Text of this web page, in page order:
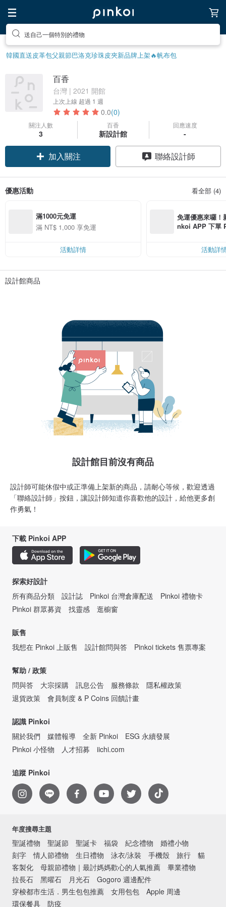
送自己一個特別的禮物
韓國直送皮革包父親節巴洛克珍珠皮夾新品牌上架🔥帆布包
百香
台灣 | 2021 開館
上次上線 超過 1 週
0.0(0)
關注人數
3
百香
新設計館
回應速度
-
加入關注 聯絡設計師
優惠活動 看全部 (4)
滿1000元免運
滿 NT$ 1,000 享免運
活動詳情
免運優惠來囉
nkoi APP 下單
活動詳
設計館商品
設計館目前沒有商品
設計師可能休假中或正準備上架新的商品，請耐心等候，歡迎透過
「聯絡設計師」按鈕，讓設計師知道你喜歡他的設計，給他更多創
作勇氣！
下載 Pinkoi APP
探索好設計
所有商品分類
設計誌 Pinkoi 台灣倉庫配送
Pinkoi 禮物卡
Pinkoi 群眾募資
找靈感 逛櫥窗
販售
我想在 Pinkoi 上販售
設計館問與答 Pinkoi tickets 售票專案
幫助 / 政策
問與答
大宗採購 訊息公告 服務條款
隱私權政策
退貨政策
會員制度 & P Coins 回饋計畫
認識 Pinkoi
關於我們
媒體報導 全新 Pinkoi
ESG 永續發展
Pinkoi 小怪物
人才招募 iichi.com
追蹤 Pinkoi
年度搜尋主題
聖誕禮物 聖誕節 聖誕卡 福袋 紀念禮物
婚禮小物
刻字
情人節禮物 生日禮物 泳衣/泳裝 手機殼 旅行
貓
客製化
母親節禮物｜最討媽媽歡心的人氣推薦
畢業禮物
拉長石
黑曜石 月光石
Gogoro 週邊配件
穿梭都市生活．男生包包推薦
女用包包
Apple 周邊
環保餐具
防疫